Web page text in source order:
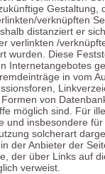
Gestaltung,
verknüpften
distanziert er
verlinkten /
wurden. Diese
Internetangebotes
in vom
von
möglich sind. Für
und insbesondere
solcherart
der Anbieter der
der über Links auf
verweist.